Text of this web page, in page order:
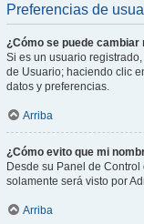
Preferencias de
¿Cómo se puede
Si es un usuario
de Usuario; haciendo clic
datos y preferencias.
Arriba
¿Cómo evito que mi
Desde su Panel de
solamente será visto por
Arriba